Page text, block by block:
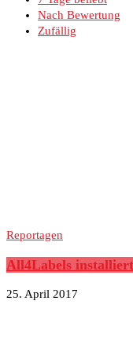
Nach Bewertung
Zufällig
Reportagen
All4Labels
25. April 2017